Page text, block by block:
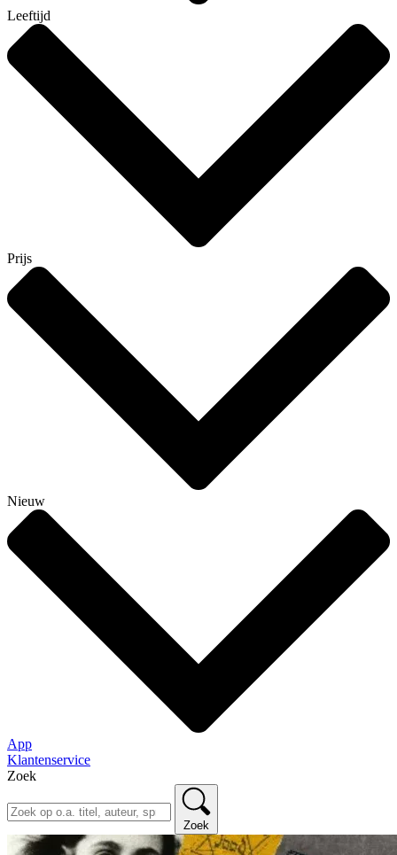
Leeftijd
Prijs
Nieuw
App
Klantenservice
Zoek
Zoek